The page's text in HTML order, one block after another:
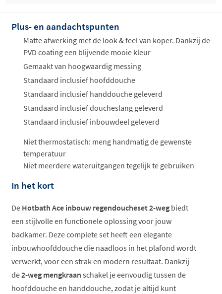
Offertes
ophalen...
Plus- en aandachtspunten
Matte afwerking met de look & feel van koper. Dankzij de
PVD coating een blijvende mooie kleur
Gemaakt van hoogwaardig messing
Standaard inclusief hoofddouche
Standaard inclusief handdouche geleverd
Standaard inclusief doucheslang geleverd
Standaard inclusief inbouwdeel geleverd
Niet thermostatisch: meng handmatig de gewenste
temperatuur
Niet meerdere wateruitgangen tegelijk te gebruiken
In het kort
De Hotbath Ace inbouw regendoucheset 2-weg biedt
een stijlvolle en functionele oplossing voor jouw
badkamer. Deze complete set heeft een elegante
inbouwhoofddouche die naadloos in het plafond wordt
verwerkt, voor een strak en modern resultaat. Dankzij
de2-weg mengkraan schakel je eenvoudig tussen de
hoofddouche en handdouche, zodat je altijd kunt